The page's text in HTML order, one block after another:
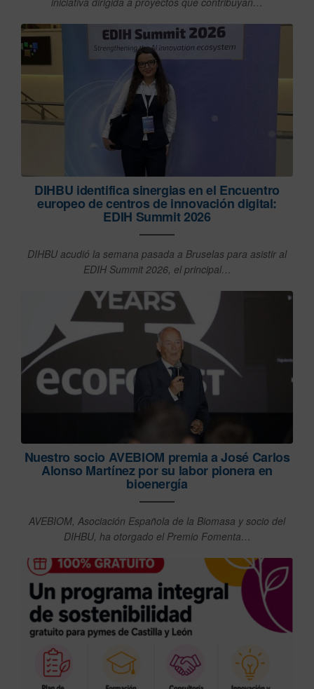
DIHBU identifica sinergias en el Encuentro
europeo de centros de innovación digital:
EDIH Summit 2026
DIHBU acudió la semana pasada a Bruselas para asistir al
EDIH Summit 2026, el principal…
Nuestro socio AVEBIOM premia a José Carlos
Alonso Martínez por su labor pionera en
bioenergía
AVEBIOM, Asociación Española de la Biomasa y socio del
DIHBU, ha otorgado el Premio Fomenta…